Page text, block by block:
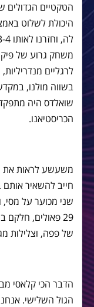
הטקטיים הגדולים
משחק גרוע של
לרגליים
בשווה מולנו,
שואלדס היה
הכריסטיאנו.
משעשע לראות את
שני מכוער על
29 פאולים,
של פפה, וצלילות
הדבר הכי קלאסי
הגול השלישי.